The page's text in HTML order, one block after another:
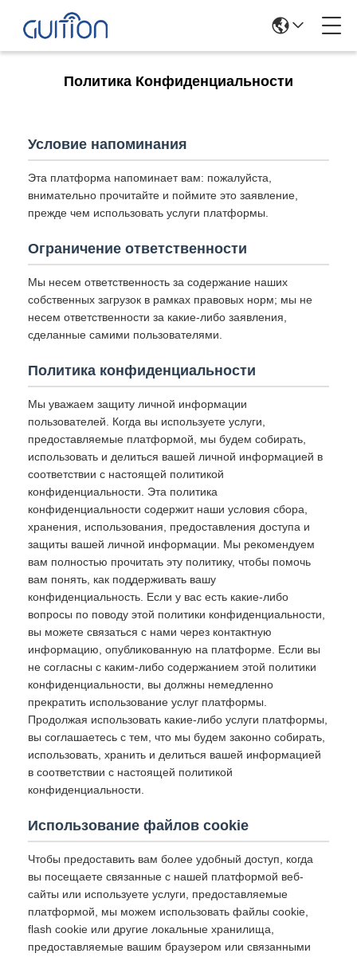
Политика Конфиденциальности
Условие напоминания
Эта платформа напоминает вам: пожалуйста,
внимательно прочитайте и поймите это заявление,
прежде чем использовать услуги платформы.
Ограничение ответственности
Мы несем ответственность за содержание наших
собственных загрузок в рамках правовых норм; мы не
несем ответственности за какие-либо заявления,
сделанные самими пользователями.
Политика конфиденциальности
Мы уважаем защиту личной информации
пользователей. Когда вы используете услуги,
предоставляемые платформой, мы будем собирать,
использовать и делиться вашей личной информацией в
соответствии с настоящей политикой
конфиденциальности. Эта политика
конфиденциальности содержит наши условия сбора,
хранения, использования, предоставления доступа и
защиты вашей личной информации. Мы рекомендуем
вам полностью прочитать эту политику, чтобы помочь
вам понять, как поддерживать вашу
конфиденциальность. Если у вас есть какие-либо
вопросы по поводу этой политики конфиденциальности,
вы можете связаться с нами через контактную
информацию, опубликованную на платформе. Если вы
не согласны с каким-либо содержанием этой политики
конфиденциальности, вы должны немедленно
прекратить использование услуг платформы.
Продолжая использовать какие-либо услуги платформы,
вы соглашаетесь с тем, что мы будем законно собирать,
использовать, хранить и делиться вашей информацией
в соответствии с настоящей политикой
конфиденциальности.
Использование файлов cookie
Чтобы предоставить вам более удобный доступ, когда
вы посещаете связанные с нашей платформой веб-
сайты или используете услуги, предоставляемые
платформой, мы можем использовать файлы cookie,
flash cookie или другие локальные хранилища,
предоставляемые вашим браузером или связанными